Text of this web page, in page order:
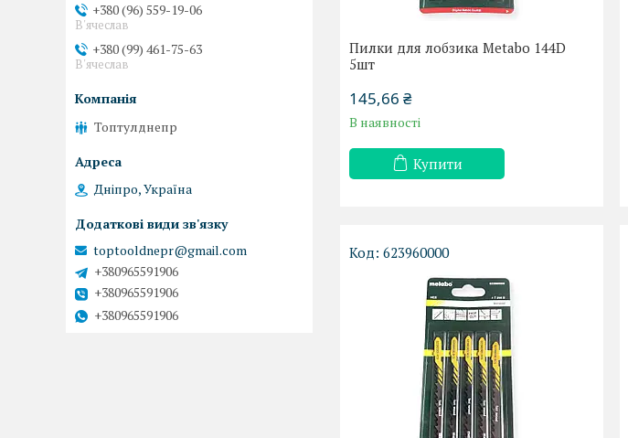
Пилки для лобзика Metabo 144D
5шт
145,66 ₴
В наявності
Купити
623960000
+380 (96) 559-19-06
В'ячеслав
+380 (99) 461-75-63
В'ячеслав
Топтулднепр
Дніпро, Україна
toptooldnepr@gmail.com
+380965591906
+380965591906
+380965591906